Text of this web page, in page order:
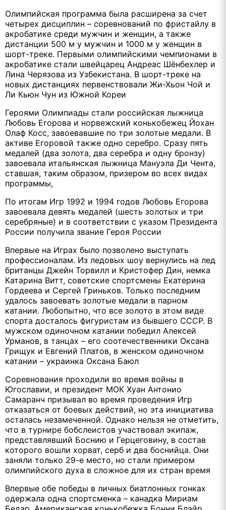
Олимпийская программа была расширена за счет
четырех дисциплин – соревнований по фристайлу в
акробатике среди мужчин и женщин, а также
дистанции 500 м у мужчин и 1000 м у женщин в
шорт-треке. Первыми олимпийскими чемпионами в
акробатике стали швейцарец Андреас Шёнбехлер и
Лина Черязова из Узбекистана. В шорт-треке на
новых дистанциях первенствовали Жи-Хьон Чой и
Ли Кьюн Чун из Южной Кореи
Героями Олимпиады стали российская лыжница
Любовь Егорова и норвежский конькобежец Йохан
Олаф Косс, завоевавшие по три золотые медали. В
активе Егоровой также одно серебро. Сразу пять
медалей (два золота, два серебра и одну бронзу)
завоевала итальянская лыжница Мануэла Ди Чента,
ставшая, таким образом, призером во всех видах
программы,
По итогам Игр 1992 и 1994 годов Любовь Егорова
завоевала девять медалей (шесть золотых и три
серебряные) и в соответствии с указом Президента
России получила звание Героя России
Впервые на Играх было позволено выступать
профессионалам. Из ледовых шоу вернулись на лед
британцы Джейн Торвилл и Кристофер Дин, немка
Катарина Витт, советские спортсмены Екатерина
Гордеева и Сергей Гриньков. Только последним
удалось завоевать золотые медали в парном
катании. Любопытно, что все золото в этом виде
спорта досталось фигуристам из бывшего СССР. В
мужском одиночном катании победил Алексей
Урманов, в танцах – его соотечественники Оксана
Грищук и Евгений Платов, в женском одиночном
катании – украинка Оксана Баюл
Соревнования проходили во время войны в
Югославии, и президент МОК Хуан Антонио
Самаранч призывал во время проведения Игр
отказаться от боевых действий, но эта инициатива
осталась незамеченной. Однако нельзя не отметить,
что в турнире бобслеистов участвовал экипаж,
представлявший Боснию и Герцеговину, в состав
которого вошли хорват, серб и два боснийца. Они
заняли только 29-е место, но стали примером
олимпийского духа в сложное для их стран время
Впервые обе победы в личных биатлонных гонках
одержала одна спортсменка – канадка Мириам